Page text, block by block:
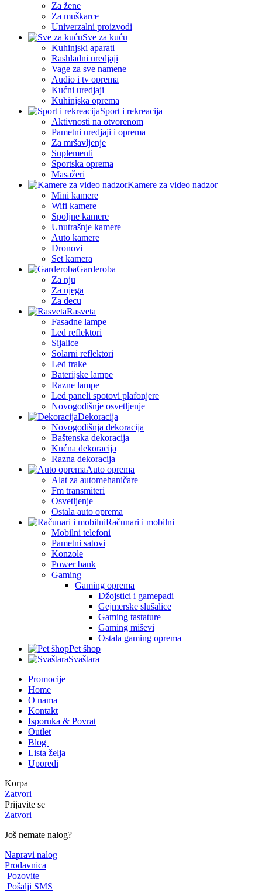
Za žene
Za muškarce
Univerzalni proizvodi
Sve za kuću
Kuhinjski aparati
Rashladni uredjaji
Vage za sve namene
Audio i tv oprema
Kućni uredjaji
Kuhinjska oprema
Sport i rekreacija
Aktivnosti na otvorenom
Pametni uredjaji i oprema
Za mršavljenje
Suplementi
Sportska oprema
Masažeri
Kamere za video nadzor
Mini kamere
Wifi kamere
Spoljne kamere
Unutrašnje kamere
Auto kamere
Dronovi
Set kamera
Garderoba
Za nju
Za njega
Za decu
Rasveta
Fasadne lampe
Led reflektori
Sijalice
Solarni reflektori
Led trake
Baterijske lampe
Razne lampe
Led paneli spotovi plafonjere
Novogodišnje osvetljenje
Dekoracija
Novogodišnja dekoracija
Baštenska dekoracija
Kućna dekoracija
Razna dekoracija
Auto oprema
Alat za automehaničare
Fm transmiteri
Osvetljenje
Ostala auto oprema
Računari i mobilni
Mobilni telefoni
Pametni satovi
Konzole
Power bank
Gaming
Gaming oprema
Džojstici i gamepadi
Gejmerske slušalice
Gaming tastature
Gaming miševi
Ostala gaming oprema
Pet šhop
Svaštara
Promocije
Home
O nama
Kontakt
Isporuka & Povrat
Outlet
Blog
Lista želja
Uporedi
Korpa
Zatvori
Prijavite se
Zatvori
Još nemate nalog?
Napravi nalog
Prodavnica
Pozovite
Pošalji SMS